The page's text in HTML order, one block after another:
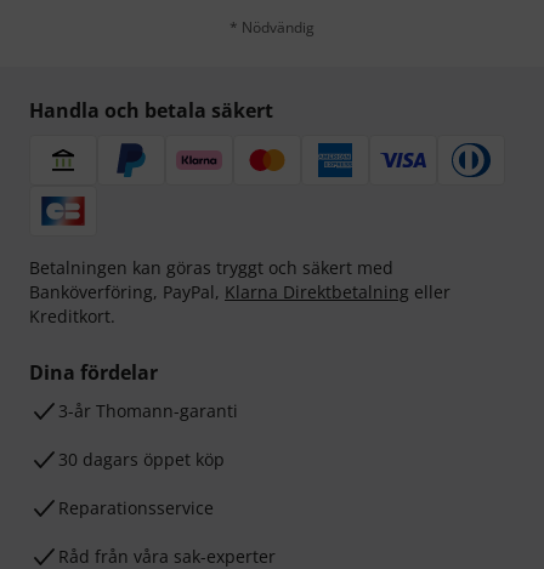
* Nödvändig
Handla och betala säkert
Betalningen kan göras tryggt och säkert med
Banköverföring, PayPal, Klarna Direktbetalning eller
Kreditkort.
Dina fördelar
3-år Thomann-garanti
30 dagars öppet köp
Reparationsservice
Råd från våra sak-experter